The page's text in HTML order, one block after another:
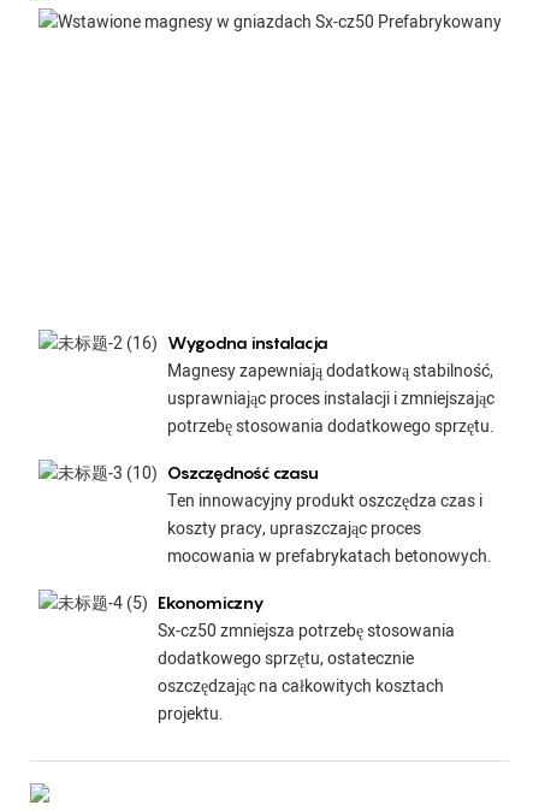
Wygodna instalacja
Magnesy zapewniają dodatkową stabilność,
usprawniając proces instalacji i zmniejszając
potrzebę stosowania dodatkowego sprzętu.
Oszczędność czasu
Ten innowacyjny produkt oszczędza czas i
koszty pracy, upraszczając proces
mocowania w prefabrykatach betonowych.
Ekonomiczny
Sx-cz50 zmniejsza potrzebę stosowania
dodatkowego sprzętu, ostatecznie
oszczędzając na całkowitych kosztach
projektu.